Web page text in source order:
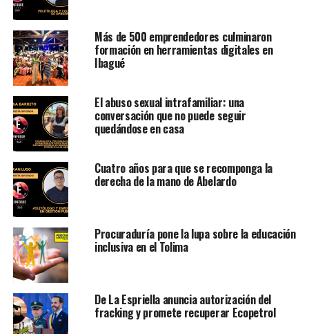
Más de 500 emprendedores culminaron
formación en herramientas digitales en
Ibagué
El abuso sexual intrafamiliar: una
conversación que no puede seguir
quedándose en casa
Cuatro años para que se recomponga la
derecha de la mano de Abelardo
Procuraduría pone la lupa sobre la educación
inclusiva en el Tolima
De La Espriella anuncia autorización del
fracking y promete recuperar Ecopetrol